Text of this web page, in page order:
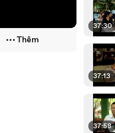
Thêm
37:30
37:13
37:58